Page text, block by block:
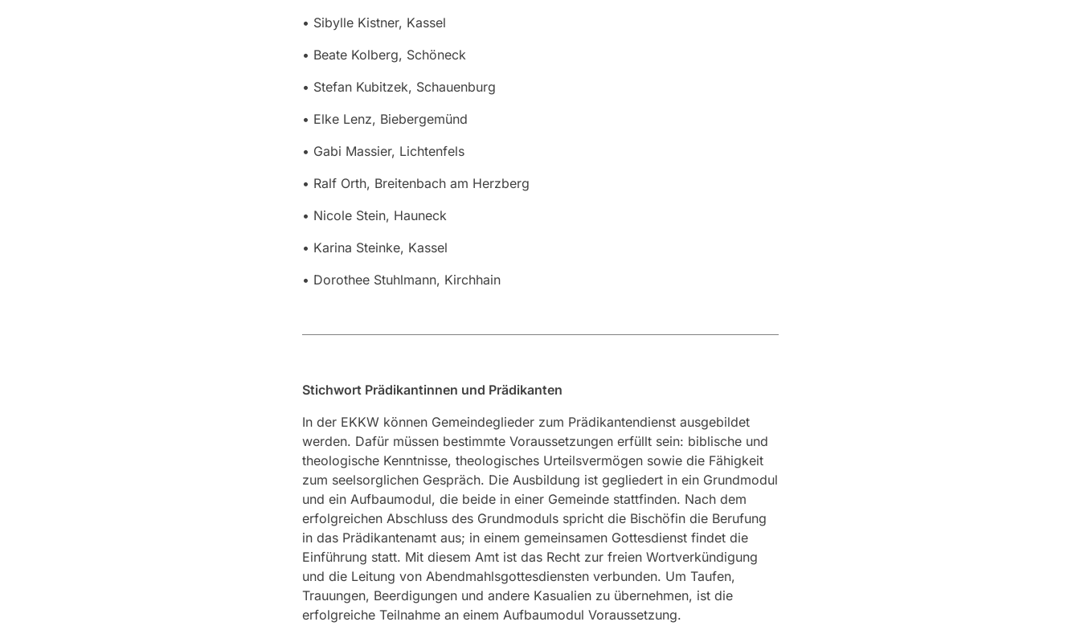
• Sibylle Kistner, Kassel
• Beate Kolberg, Schöneck
• Stefan Kubitzek, Schauenburg
• Elke Lenz, Biebergemünd
• Gabi Massier, Lichtenfels
• Ralf Orth, Breitenbach am Herzberg
• Nicole Stein, Hauneck
• Karina Steinke, Kassel
• Dorothee Stuhlmann, Kirchhain
Stichwort Prädikantinnen und Prädikanten
In der EKKW können Gemeindeglieder zum Prädikantendienst ausgebildet
werden. Dafür müssen bestimmte Voraussetzungen erfüllt sein: biblische und
theologische Kenntnisse, theologisches Urteilsvermögen sowie die Fähigkeit
zum seelsorglichen Gespräch. Die Ausbildung ist gegliedert in ein Grundmodul
und ein Aufbaumodul, die beide in einer Gemeinde stattfinden. Nach dem
erfolgreichen Abschluss des Grundmoduls spricht die Bischöfin die Berufung
in das Prädikantenamt aus; in einem gemeinsamen Gottesdienst findet die
Einführung statt. Mit diesem Amt ist das Recht zur freien Wortverkündigung
und die Leitung von Abendmahlsgottesdiensten verbunden. Um Taufen,
Trauungen, Beerdigungen und andere Kasualien zu übernehmen, ist die
erfolgreiche Teilnahme an einem Aufbaumodul Voraussetzung.